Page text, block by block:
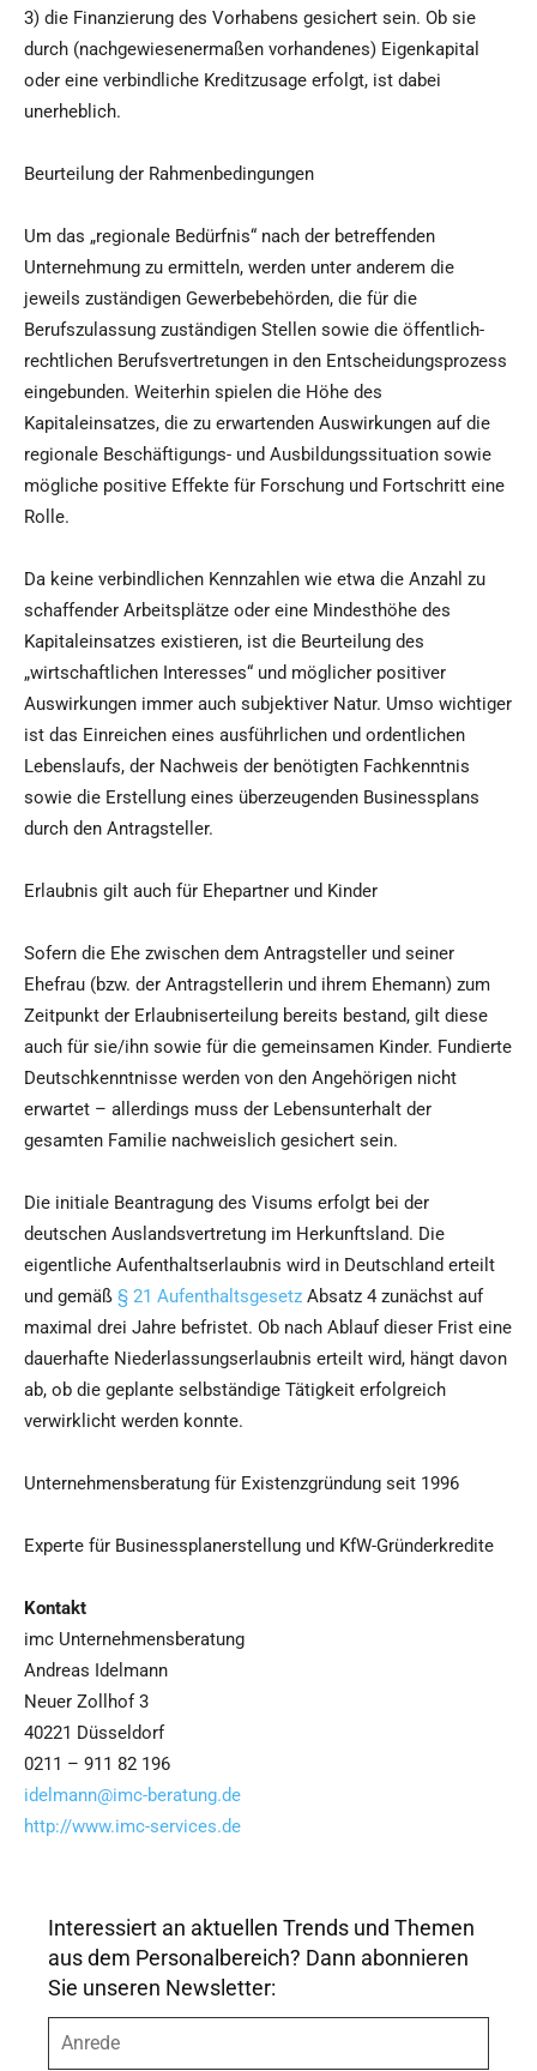
3) die Finanzierung des Vorhabens gesichert sein. Ob sie
durch (nachgewiesenermaßen vorhandenes) Eigenkapital
oder eine verbindliche Kreditzusage erfolgt, ist dabei
unerheblich.
Beurteilung der Rahmenbedingungen
Um das „regionale Bedürfnis“ nach der betreffenden
Unternehmung zu ermitteln, werden unter anderem die
jeweils zuständigen Gewerbebehörden, die für die
Berufszulassung zuständigen Stellen sowie die öffentlich-
rechtlichen Berufsvertretungen in den Entscheidungsprozess
eingebunden. Weiterhin spielen die Höhe des
Kapitaleinsatzes, die zu erwartenden Auswirkungen auf die
regionale Beschäftigungs- und Ausbildungssituation sowie
mögliche positive Effekte für Forschung und Fortschritt eine
Rolle.
Da keine verbindlichen Kennzahlen wie etwa die Anzahl zu
schaffender Arbeitsplätze oder eine Mindesthöhe des
Kapitaleinsatzes existieren, ist die Beurteilung des
„wirtschaftlichen Interesses“ und möglicher positiver
Auswirkungen immer auch subjektiver Natur. Umso wichtiger
ist das Einreichen eines ausführlichen und ordentlichen
Lebenslaufs, der Nachweis der benötigten Fachkenntnis
sowie die Erstellung eines überzeugenden Businessplans
durch den Antragsteller.
Erlaubnis gilt auch für Ehepartner und Kinder
Sofern die Ehe zwischen dem Antragsteller und seiner
Ehefrau (bzw. der Antragstellerin und ihrem Ehemann) zum
Zeitpunkt der Erlaubniserteilung bereits bestand, gilt diese
auch für sie/ihn sowie für die gemeinsamen Kinder. Fundierte
Deutschkenntnisse werden von den Angehörigen nicht
erwartet – allerdings muss der Lebensunterhalt der
gesamten Familie nachweislich gesichert sein.
Die initiale Beantragung des Visums erfolgt bei der
deutschen Auslandsvertretung im Herkunftsland. Die
eigentliche Aufenthaltserlaubnis wird in Deutschland erteilt
und gemäß § 21 Aufenthaltsgesetz Absatz 4 zunächst auf
maximal drei Jahre befristet. Ob nach Ablauf dieser Frist eine
dauerhafte Niederlassungserlaubnis erteilt wird, hängt davon
ab, ob die geplante selbständige Tätigkeit erfolgreich
verwirklicht werden konnte.
Unternehmensberatung für Existenzgründung seit 1996
Experte für Businessplanerstellung und KfW-Gründerkredite
Kontakt
imc Unternehmensberatung
Andreas Idelmann
Neuer Zollhof 3
40221 Düsseldorf
0211 – 911 82 196
idelmann@imc-beratung.de
http://www.imc-services.de
Interessiert an aktuellen Trends und Themen
aus dem Personalbereich? Dann abonnieren
Sie unseren Newsletter: